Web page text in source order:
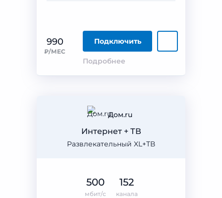
990
₽/МЕС
Подключить
Подробнее
Дом.ru
Развлекательный XL+ТВ
Интернет + ТВ
500
мбит/с
152
канала